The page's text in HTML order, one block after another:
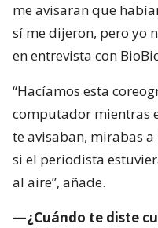
me avisaran que
sí me dijeron, pero yo
en entrevista con
“Hacíamos esta
computador mientras
te avisaban, mirabas
si el periodista
al aire”, añade.
—¿Cuándo te diste